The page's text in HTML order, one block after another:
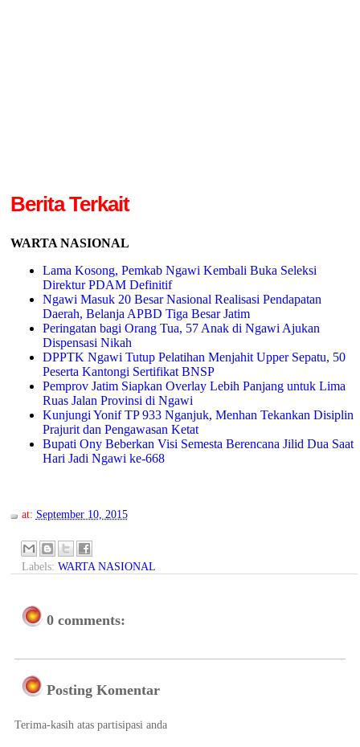
Berita Terkait
WARTA NASIONAL
Lama Kosong, Pemkab Ngawi Kembali Buka Seleksi
Direktur PDAM Definitif
Ngawi Masuk 20 Besar Nasional Realisasi Pendapatan
Daerah, Belanja APBD Tiga Besar Jatim
Peringatan bagi Orang Tua, 57 Anak di Ngawi Ajukan
Dispensasi Nikah
DPPTK Ngawi Tutup Pelatihan Menjahit Upper Sepatu, 50
Peserta Kantongi Sertifikat BNSP
Pemprov Jatim Siapkan Overlay Lebih Panjang untuk Lima
Ruas Jalan Provinsi di Ngawi
Kunjungi Yonif TP 933 Nganjuk, Menhan Tekankan Disiplin
Prajurit dan Pengawasan Ketat
Bupati Ony Beberkan Visi Semesta Berencana Jilid Dua Saat
Hari Jadi Ngawi ke-668
at: September 10, 2015
Labels: WARTA NASIONAL
0 comments:
Posting Komentar
Terima-kasih atas partisipasi anda